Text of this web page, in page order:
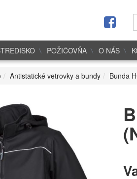
POŽIČOVŇA O NÁS
Antistatické vetrovky a bundy Bunda